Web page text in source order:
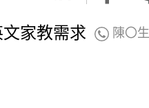
家教需求 陳〇